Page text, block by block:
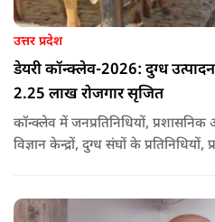
उत्तर प्रदेश
डेयरी कॉन्क्लेव-2026: दुग्ध
2.25 लाख रोजगार सृजित
कॉन्क्लेव में जनप्रतिनिधियों,
विज्ञान केन्द्रों, दुग्ध संघों के